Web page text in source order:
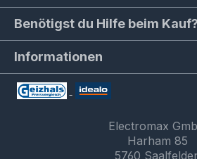
Benötigst du Hilfe beim Kauf?
Informationen
Electromax
Harham 85
5760